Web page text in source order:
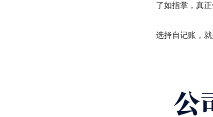
了如指掌，真正
选择自记账，